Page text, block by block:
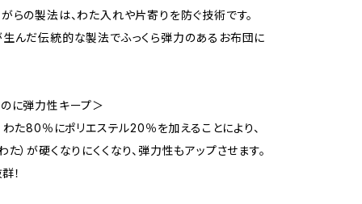
らの製法は、わた入れや片寄りを防ぐ技術です。
んだ伝統的な製法でふっくら弾力のあるお布団に
に弾力性キープ＞
わた80％にポリエステル20％を加えることにより、
た）が硬くなりにくくなり、弾力性もアップさせます。
！